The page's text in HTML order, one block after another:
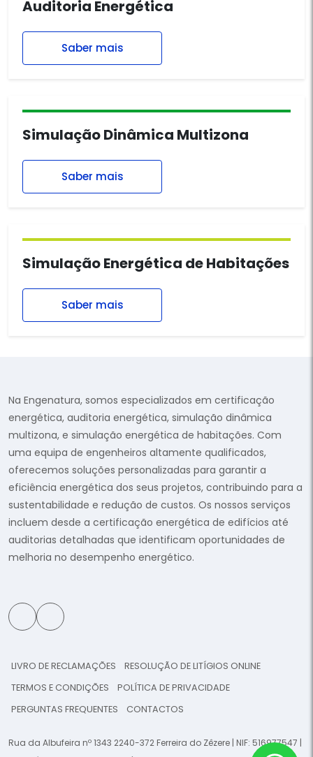
Auditoria Energética
Saber mais
Simulação Dinâmica Multizona
Saber mais
Simulação Energética de Habitações
Saber mais
Na Engenatura, somos especializados em certificação
energética, auditoria energética, simulação dinâmica
multizona, e simulação energética de habitações. Com
uma equipa de engenheiros altamente qualificados,
oferecemos soluções personalizadas para garantir a
eficiência energética dos seus projetos, contribuindo para a
sustentabilidade e redução de custos. Os nossos serviços
incluem desde a certificação energética de edifícios até
auditorias detalhadas que identificam oportunidades de
melhoria no desempenho energético.
LIVRO DE RECLAMAÇÕES
RESOLUÇÃO DE LITÍGIOS ONLINE
TERMOS E CONDIÇÕES
POLÍTICA DE PRIVACIDADE
PERGUNTAS FREQUENTES
CONTACTOS
Rua da Albufeira nº 1343 2240-372 Ferreira do Zêzere | NIF: 516977547 |